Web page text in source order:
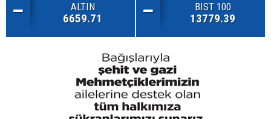
ALTIN
6659.71
BIST 100
13779.39